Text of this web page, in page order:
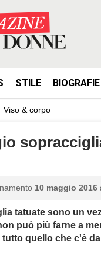
STILE BIOGRAFIE
Viso & corpo
10 maggio 2016
tatuate sono un
può più farne a
quello che c'è